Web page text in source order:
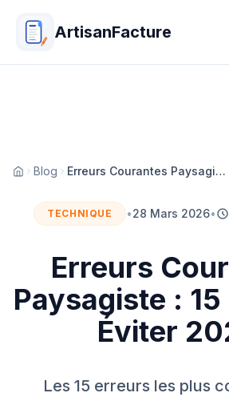
ArtisanFacture
Accueil
Blog Erreurs Courantes Paysagiste : 15 Pièges à Éviter 2026
TECHNIQUE •28 Mars 2026•
Erreurs
Paysagiste : 15
Éviter
Les 15 erreurs les plus